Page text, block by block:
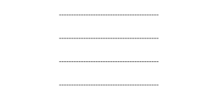
-----------------------------------------
-----------------------------------------
-----------------------------------------
-----------------------------------------